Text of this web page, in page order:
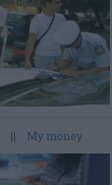
|| My money